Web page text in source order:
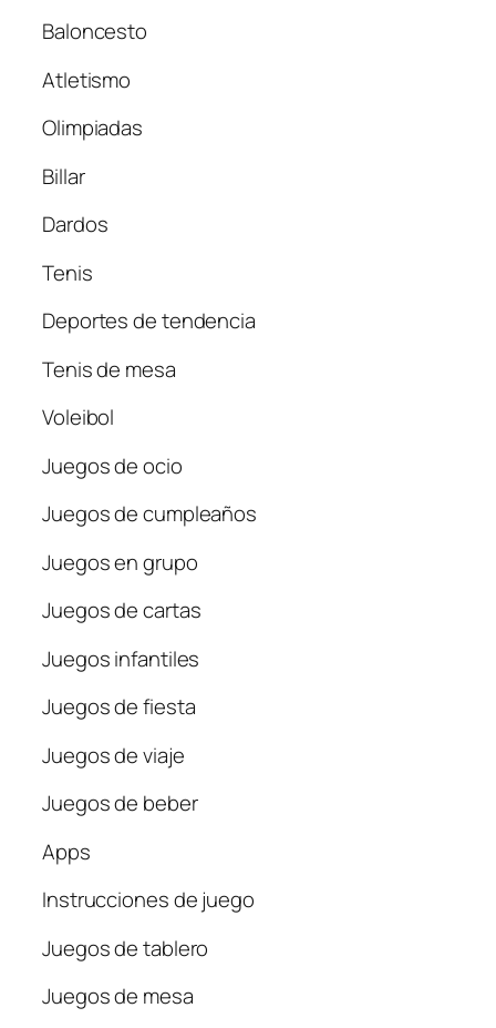
Baloncesto
Atletismo
Olimpiadas
Billar
Dardos
Tenis
Deportes de tendencia
Tenis de mesa
Voleibol
Juegos de ocio
Juegos de cumpleaños
Juegos en grupo
Juegos de cartas
Juegos infantiles
Juegos de fiesta
Juegos de viaje
Juegos de beber
Apps
Instrucciones de juego
Juegos de tablero
Juegos de mesa